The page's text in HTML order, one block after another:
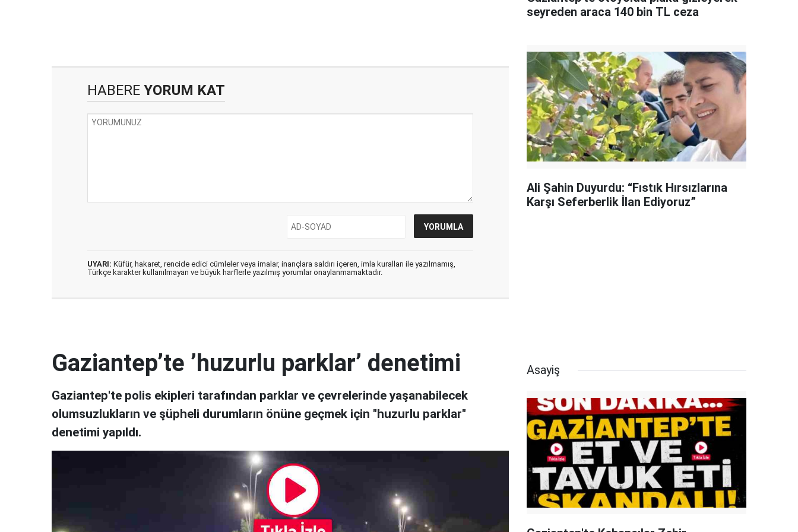
HABERE YORUM KAT
UYARI: Küfür, hakaret, rencide edici cümleler veya imalar, inançlara saldırı içeren, imla kuralları ile yazılmamış,
Türkçe karakter kullanılmayan ve büyük harflerle yazılmış yorumlar onaylanmamaktadır.
seyreden araca 140 bin TL ceza
Ali Şahin Duyurdu: “Fıstık Hırsızlarına
Karşı Seferberlik İlan Ediyoruz”
Gaziantep’te ’huzurlu parklar’ denetimi
Gaziantep'te polis ekipleri tarafından parklar ve çevrelerinde yaşanabilecek
olumsuzlukların ve şüpheli durumların önüne geçmek için "huzurlu parklar"
denetimi yapıldı.
Asayiş